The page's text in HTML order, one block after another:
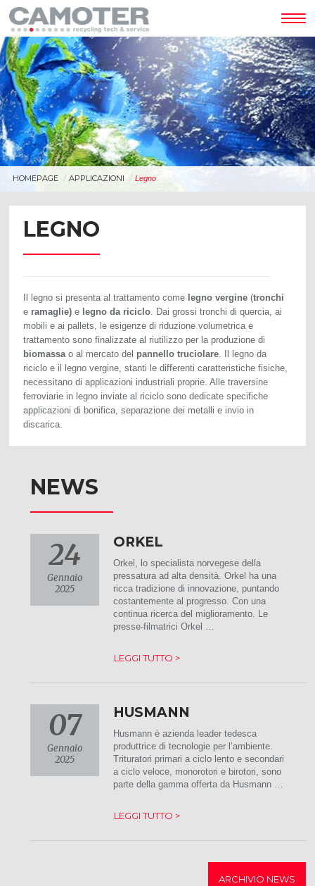
HOMEPAGE APPLICAZIONI Legno
LEGNO
Il legno si presenta al trattamento come legno vergine (tronchi
e ramaglie) e legno da riciclo. Dai grossi tronchi di quercia, ai
mobili e ai pallets, le esigenze di riduzione volumetrica e
trattamento sono finalizzate al riutilizzo per la produzione di
biomassao al mercato del pannello truciolare. Il legno da
riciclo e il legno vergine, stanti le differenti caratteristiche fisiche,
necessitano di applicazioni industriali proprie. Alle traversine
ferroviarie in legno inviate al riciclo sono dedicate specifiche
applicazioni di bonifica, separazione dei metalli e invio in
discarica.
NEWS
24
Gennaio
2025
ORKEL
Orkel, lo specialista norvegese della
pressatura ad alta densità. Orkel ha una
ricca tradizione di innovazione, puntando
costantemente al progresso. Con una
continua ricerca del miglioramento. Le
presse-filmatrici Orkel …
LEGGI TUTTO >
07
Gennaio
2025
HUSMANN
Husmann è azienda leader tedesca
produttrice di tecnologie per l’ambiente.
Trituratori primari a ciclo lento e secondari
a ciclo veloce, monorotori e birotori, sono
parte della gamma offerta da Husmann …
LEGGI TUTTO >
ARCHIVIO NEWS